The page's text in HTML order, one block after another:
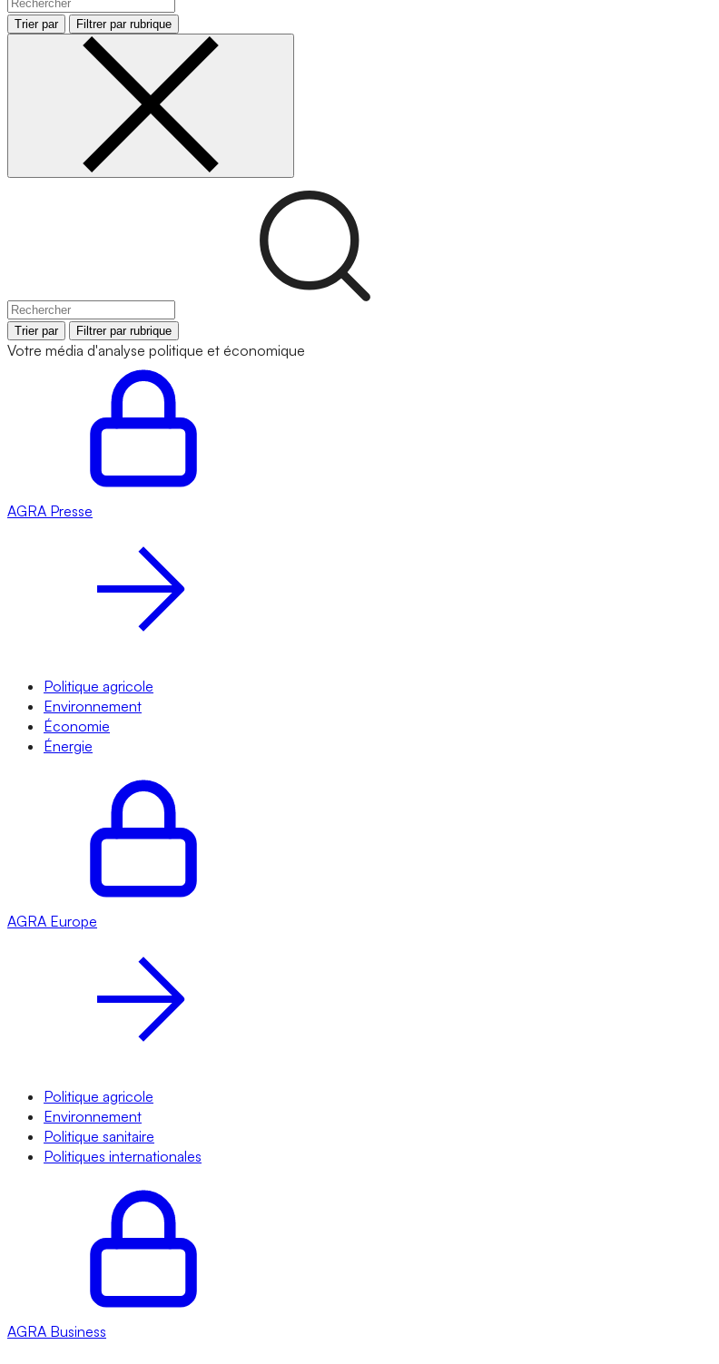
Trier par Filtrer par rubrique
Trier par Filtrer par rubrique
Votre média d'analyse politique et économique
AGRA Presse
Politique agricole
Environnement
Économie
Énergie
AGRA Europe
Politique agricole
Environnement
Politique sanitaire
Politiques internationales
AGRA Business